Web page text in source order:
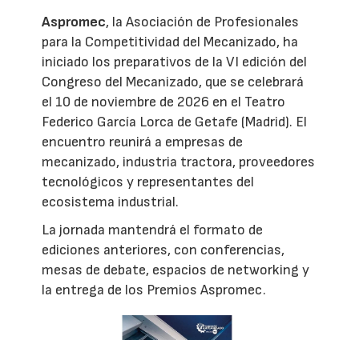
Aspromec, la Asociación de Profesionales
para la Competitividad del Mecanizado, ha
iniciado los preparativos de la VI edición del
Congreso del Mecanizado, que se celebrará
el 10 de noviembre de 2026 en el Teatro
Federico García Lorca de Getafe (Madrid). El
encuentro reunirá a empresas de
mecanizado, industria tractora, proveedores
tecnológicos y representantes del
ecosistema industrial.
La jornada mantendrá el formato de
ediciones anteriores, con conferencias,
mesas de debate, espacios de networking y
la entrega de los Premios Aspromec.